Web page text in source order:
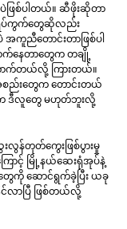
ပဲဖြစ်ပါတယ်။ ဆီဖိုးဆိုတာ
ရပ်ကွက်တွေဆိုလည်း
တောင်းတာဖြစ်ပါ
ာက်နေတာတွေက တချို့
ောက်တယ်လို့ ကြားတယ်။
စည်းတွေက တောင်းတယ်
ဒီလူတွေ မဟုတ်ဘူးလို့
လွန်တုတ်ကွေးဖြစ်ပွားမှု
ကြောင့် မြို့နယ်ဆေးရုံအုပ်နဲ့
တွေကို ဆောင်ရွက်ခဲ့ပြီး ယခု
နိုင်လာပြီ ဖြစ်တယ်လို့